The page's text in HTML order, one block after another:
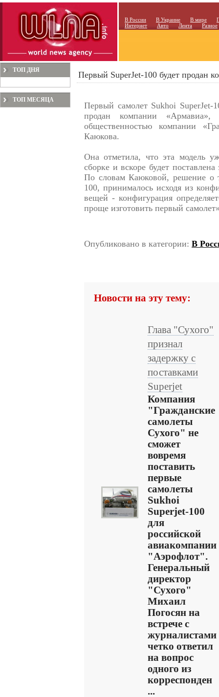
В России В Украине В мире
Интернет
Авто Лента Разное
ТОП ДНЯ
ТОП МЕСЯЦА
Первый SuperJet-100 будет продан
Первый самолет Sukhoi SuperJet-
продан компании
общественностью компании
Каюкова.
Она отметила, что эта модель
сборке и вскоре будет
По словам Каюковой, решение о
100, принималось исходя из
вещей - конфигурация
проще изготовить первый
Опубликовано в категории: В
Новости на эту тему:
Глава "Сухого"
признал
задержку с
поставками
Superjet
Компания
"Гражданские
самолеты
Сухого" не
сможет
вовремя
поставить
первые
самолеты
Sukhoi
Superjet-100
для
российской
авиакомпании
"Аэрофлот".
Генеральный
директор
"Сухого"
Михаил
Погосян на
встрече с
журналистами
четко ответил
на вопрос
одного из
корреспонден
...